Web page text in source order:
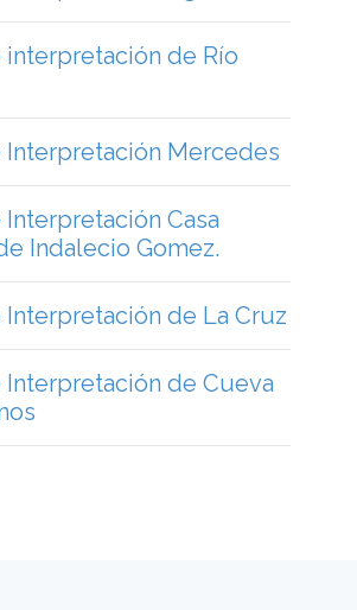
de Río
Interpretación Mercedes
Casa
Indalecio Gomez.
de La Cruz
de Cueva